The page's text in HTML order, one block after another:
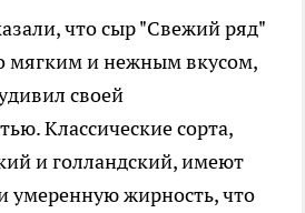
что сыр "Свежий ряд"
мягким и нежным вкусом,
своей
Классические сорта,
и голландский, имеют
умеренную жирность, что